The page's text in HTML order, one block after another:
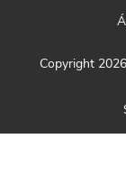
Copyright 2026